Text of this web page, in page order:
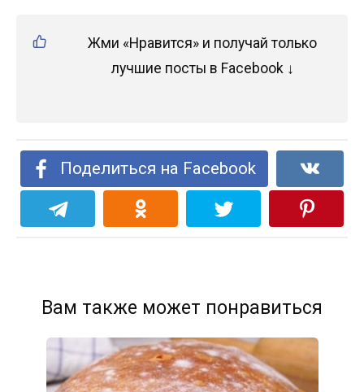
Жми «Нравится» и получай только
лучшие посты в Facebook ↓
Поделиться на Facebook
Вам также может понравиться